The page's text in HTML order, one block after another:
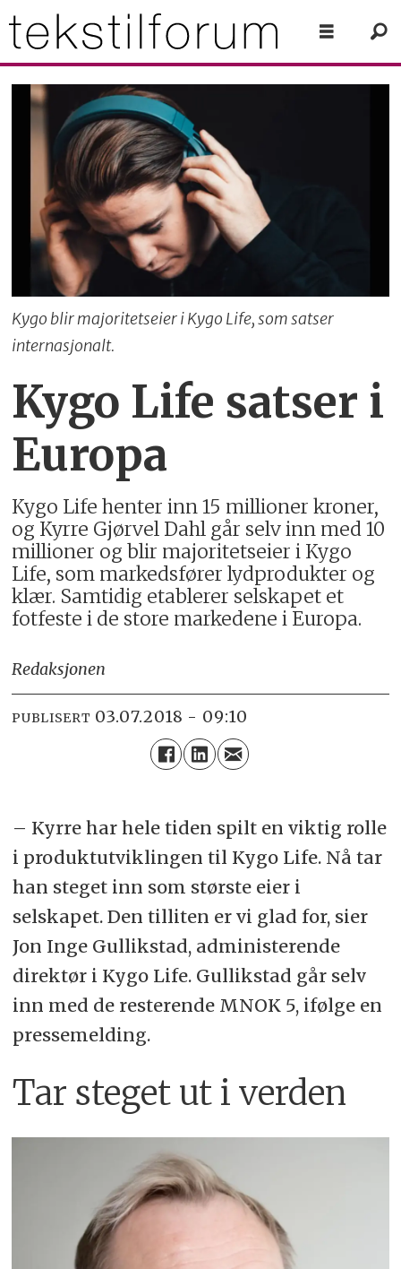
Kygo blir majoritetseier i Kygo Life, som satser
internasjonalt.
Kygo Life satser i
Europa
Kygo Life henter inn 15 millioner kroner,
og Kyrre Gjørvel Dahl går selv inn med 10
millioner og blir majoritetseier i Kygo
Life, som markedsfører lydprodukter og
klær. Samtidig etablerer selskapet et
fotfeste i de store markedene i Europa.
Redaksjonen
PUBLISERT 03.07.2018 - 09:10
– Kyrre har hele tiden spilt en viktig rolle
i produktutviklingen til Kygo Life. Nå tar
han steget inn som største eier i
selskapet. Den tilliten er vi glad for, sier
Jon Inge Gullikstad, administerende
direktør i Kygo Life. Gullikstad går selv
inn med de resterende MNOK 5, ifølge en
pressemelding.
Tar steget ut i verden